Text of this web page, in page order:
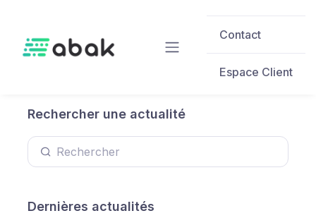
Contact
Espace Client
Rechercher une actualité
Dernières actualités